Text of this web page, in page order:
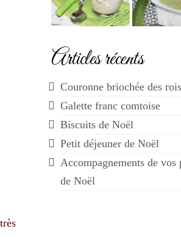
Articles récents
Couronne briochée des rois
Galette franc comtoise
Biscuits de Noël
Petit déjeuner de Noël
Accompagnements de vos
de Noël